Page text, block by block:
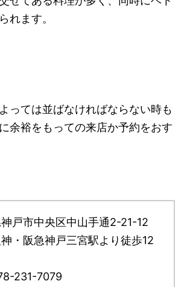
れます。
っては並ばなければならない時も
余裕をもっての来店か予約をおす
神戸市中央区中山手通2-21-12
神・阪急神戸三宮駅より徒歩12
231-7079